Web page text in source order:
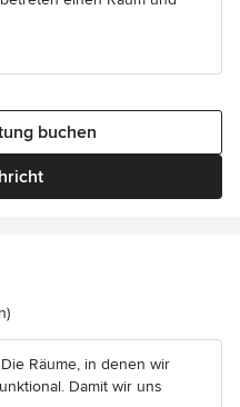
buchen
5 Sternen
Räume, in denen wir
Damit wir uns